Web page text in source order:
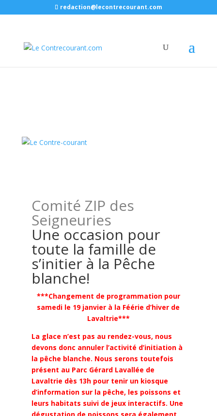
redaction@lecontrecourant.com
Comité ZIP des
Seigneuries
Une occasion pour
toute la famille de
s’initier à la Pêche
blanche!
***Changement de programmation pour
samedi le 19 janvier à la Féérie d’hiver de
Lavaltrie***
La glace n’est pas au rendez-vous, nous
devons donc annuler l’activité d’initiation à
la pêche blanche. Nous serons toutefois
présent au Parc Gérard Lavallée de
Lavaltrie dès 13h pour tenir un kiosque
d’information sur la pêche, les poissons et
leurs habitats suivi de jeux interactifs. Une